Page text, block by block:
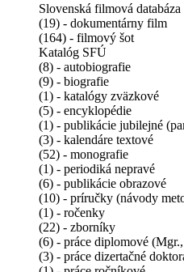
Slovenská filmová databáza
(19) - dokumentárny film
(164) - filmový šot
Katalóg SFÚ
(8) - autobiografie
(9) - biografie
(1) - katalógy zväzkové
(5) - encyklopédie
(1) - publikácie jubilejné
(3) - kalendáre textové
(52) - monografie
(1) - periodiká nepravé
(6) - publikácie obrazové
(10) - príručky (návody
(1) - ročenky
(22) - zborníky
(6) - práce diplomové
(3) - práce dizertačné